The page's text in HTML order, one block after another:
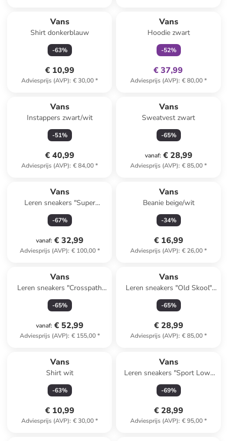
Vans
Shirt donkerblauw
-63%
€ 10,99
Adviesprijs (AVP): € 30,00*
Vans
Hoodie zwart
-52%
€ 37,99
Adviesprijs (AVP): € 80,00*
Vans
Instappers zwart/wit
-51%
€ 40,99
Adviesprijs (AVP): € 84,00*
Vans
Sweatvest zwart
-65%
vanaf: € 28,99
Adviesprijs (AVP): € 85,00*
Vans
Leren sneakers "Super
Lowpro" roze/groen
-67%
vanaf: € 32,99
Adviesprijs (AVP): € 100,00*
Vans
Beanie beige/wit
-34%
€ 16,99
Adviesprijs (AVP): € 26,00*
Vans
Leren sneakers "Crosspath
XC" oranje
-65%
vanaf: € 52,99
Adviesprijs (AVP): € 155,00*
Vans
Leren sneakers "Old Skool"
lichtroze
-65%
€ 28,99
Adviesprijs (AVP): € 85,00*
Vans
Shirt wit
-63%
€ 10,99
Adviesprijs (AVP): € 30,00*
Vans
Leren sneakers "Sport Low"
beige
-69%
€ 28,99
Adviesprijs (AVP): € 95,00*